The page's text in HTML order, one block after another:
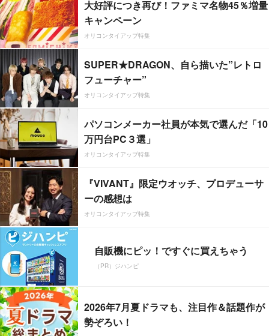
大好評につき再び！ファミマ名物45％増量
キャンペーン
オリコンタイアップ特集
SUPER★DRAGON、自ら描いた”レトロ
フューチャー”
オリコンタイアップ特集
パソコンメーカー社員が本気で選んだ「10
万円台PC３選」
オリコンタイアップ特集
『VIVANT』限定ウオッチ、プロデューサ
ーの感想は
オリコンタイアップ特集
自販機にピッ！ですぐに買えちゃう
（PR）ジハンピ
2026年7月夏ドラマも、注目作＆話題作が
勢ぞろい！